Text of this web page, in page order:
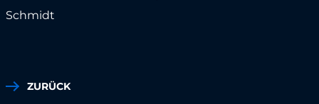
Schmidt
ZURÜCK